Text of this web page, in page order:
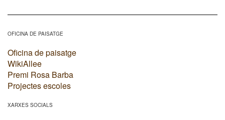
OFICINA DE PAISATGE
Oficina de paisatge
WikiAllee
Premi Rosa Barba
Projectes escoles
XARXES SOCIALS